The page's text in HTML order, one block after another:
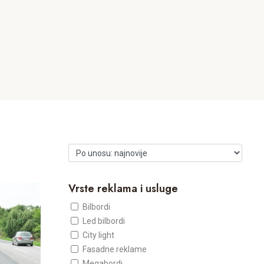
Vrste reklama i usluge
Bilbordi
Led bilbordi
City light
Fasadne reklame